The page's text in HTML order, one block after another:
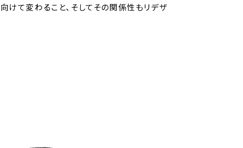
て変わること、そしてその関係性もリデザ